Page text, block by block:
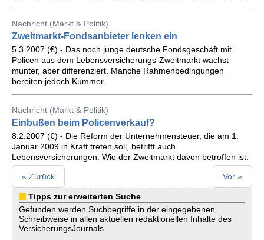
Nachricht (Markt & Politik)
Zweitmarkt-Fondsanbieter lenken ein
5.3.2007 (€) - Das noch junge deutsche Fondsgeschäft mit
Policen aus dem Lebensversicherungs-Zweitmarkt wächst
munter, aber differenziert. Manche Rahmenbedingungen
bereiten jedoch Kummer.
Nachricht (Markt & Politik)
Einbußen beim Policenverkauf?
8.2.2007 (€) - Die Reform der Unternehmensteuer, die am 1.
Januar 2009 in Kraft treten soll, betrifft auch
Lebensversicherungen. Wie der Zweitmarkt davon betroffen ist.
« Zurück Vor »
Tipps zur erweiterten Suche
Gefunden werden Suchbegriffe in der eingegebenen
Schreibweise in allen aktuellen redaktionellen Inhalte des
VersicherungsJournals.